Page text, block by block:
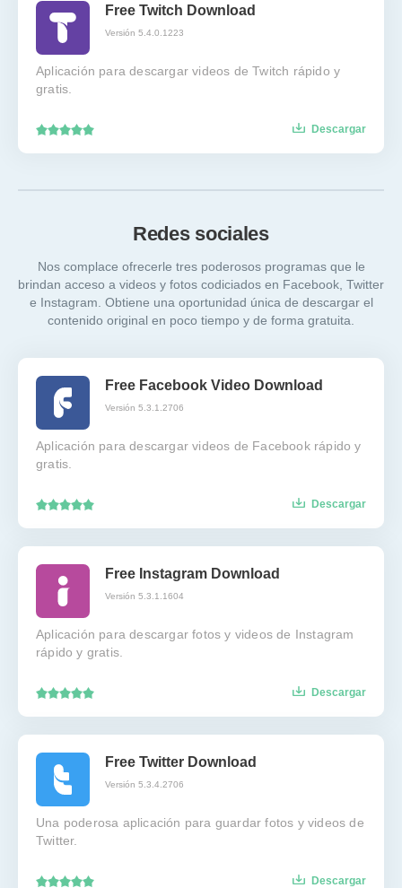
Free Twitch Download
Versión 5.4.0.1223
Aplicación para descargar videos de Twitch rápido y
gratis.
Descargar
Redes sociales
Nos complace ofrecerle tres poderosos programas que le
brindan acceso a videos y fotos codiciados en Facebook, Twitter
e Instagram. Obtiene una oportunidad única de descargar el
contenido original en poco tiempo y de forma gratuita.
Free Facebook Video Download
Versión 5.3.1.2706
Aplicación para descargar videos de Facebook rápido y
gratis.
Descargar
Free Instagram Download
Versión 5.3.1.1604
Aplicación para descargar fotos y videos de Instagram
rápido y gratis.
Descargar
Free Twitter Download
Versión 5.3.4.2706
Una poderosa aplicación para guardar fotos y videos de
Twitter.
Descargar